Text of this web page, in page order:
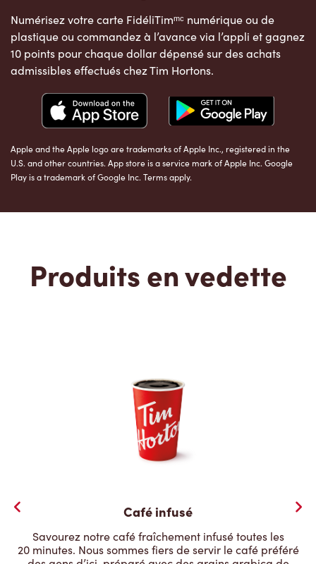
Numérisez votre carte FidéliTimᵐᶜ numérique ou de
plastique ou commandez à l’avance via l’appli et gagnez
10 points pour chaque dollar dépensé sur des achats
admissibles effectués chez Tim Hortons.
Apple and the Apple logo are trademarks of Apple Inc., registered in the
U.S. and other countries. App store is a service mark of Apple Inc. Google
Play is a trademark of Google Inc. Terms apply.
Produits en vedette
Café infusé
Savourez notre café fraîchement infusé toutes les
20 minutes. Nous sommes fiers de servir le café préféré